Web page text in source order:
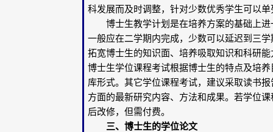
科发展而及时调整，针对少数优秀学生可以
博士生教学计划是在培养方案的基础上进
一般应在二学期内完成，少数可以延迟到三
拓宽博士生的知识面、培养吸取知识和科研
博士生学位课程考试根据博士生的特点及培
库形式。其它学位课程考试，建议采取读书
方面的最新研究内容、方法和成果。若学位
后改修，但需付费。
三、博士生的学位论文